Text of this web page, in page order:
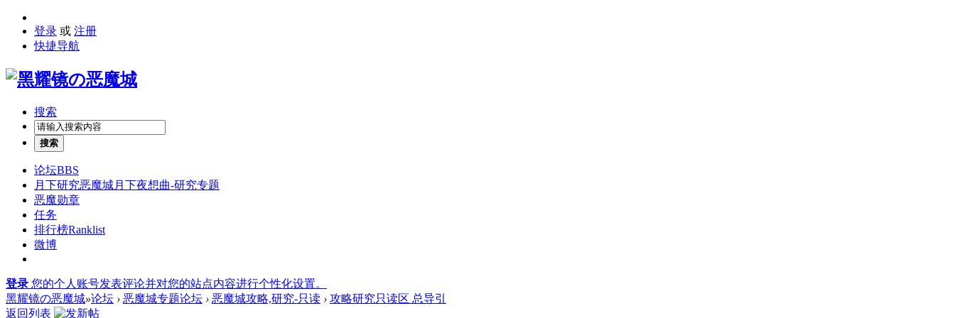
登录 或 注册
快捷导航
搜索
搜索
论坛BBS
月下研究恶魔城月下夜想曲-研究专题
恶魔勋章
任务
排行榜Ranklist
微博
登录 您的个人账号发表评论并对您的站点内容进行个性化设置。
黑耀镜の恶魔城»论坛 › 恶魔城专题论坛 › 恶魔城攻略,研究-只读 › 攻略研究只读区 总导引
返回列表